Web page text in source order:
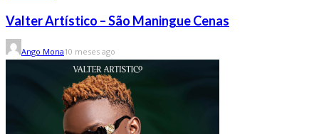
Valter Artístico – São Maningue Cenas
Ango Mona10 meses ago